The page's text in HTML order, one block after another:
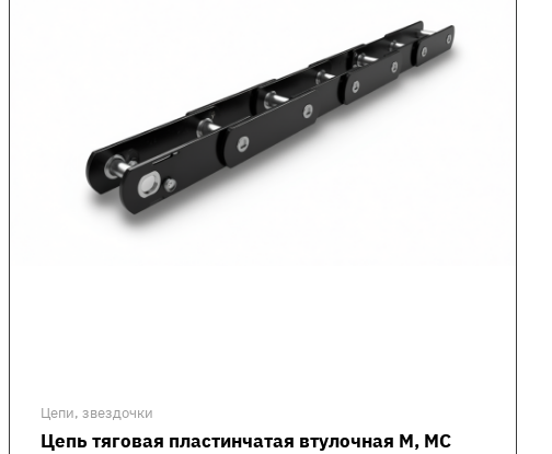
Цепи, звездочки
Цепь тяговая пластинчатая втулочная М, МС